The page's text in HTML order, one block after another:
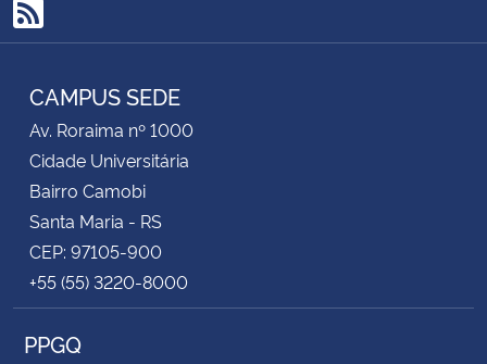
RSS
CAMPUS SEDE
Av. Roraima nº 1000
Cidade Universitária
Bairro Camobi
Santa Maria - RS
CEP: 97105-900
+55 (55) 3220-8000
PPGQ